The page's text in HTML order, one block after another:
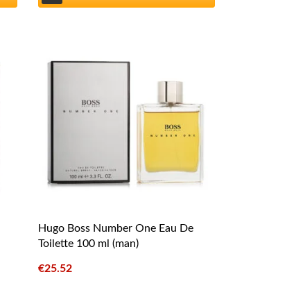
Hugo Boss Number One Eau De
Toilette 100 ml (man)
€25.52